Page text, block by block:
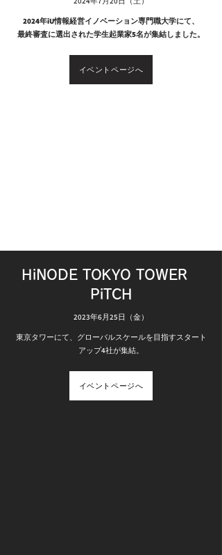
2024年iU情報経営イノベーション専門職大学にて、
最終審査に選出された学生起業家5名が集結しました。
イベントページへ
HiNODE TOKYO TOWER
PiTCH
2023年6月25日（金）
東京タワーにて、グローバルスケールを目指すスタート
アップ4社が集結。
イベントページへ